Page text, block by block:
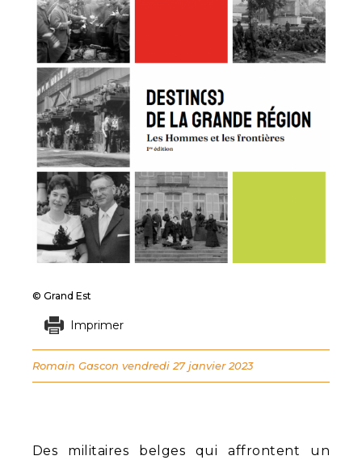
Des militaires belges qui affrontent un
© Grand Est
Imprimer
Romain Gascon vendredi 27 janvier 2023